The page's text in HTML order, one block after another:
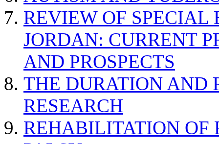
REVIEW OF SPECIAL
JORDAN: CURRENT
AND PROSPECTS
THE DURATION AND
RESEARCH
REHABILITATION OF